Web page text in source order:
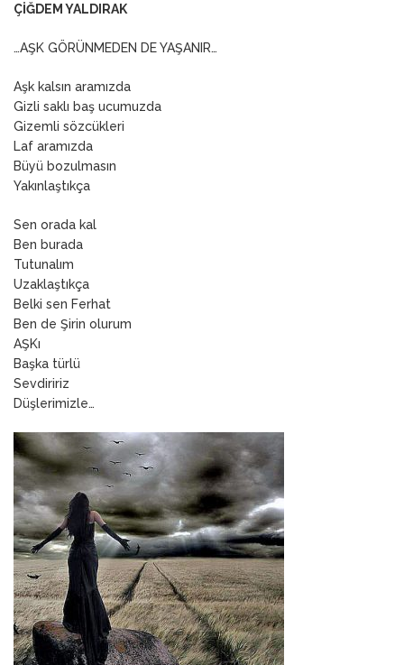
ÇİĞDEM YALDIRAK
…AŞK GÖRÜNMEDEN DE YAŞANIR…
Aşk kalsın aramızda
Gizli saklı baş ucumuzda
Gizemli sözcükleri
Laf aramızda
Büyü bozulmasın
Yakınlaştıkça
Sen orada kal
Ben burada
Tutunalım
Uzaklaştıkça
Belki sen Ferhat
Ben de Şirin olurum
AŞKı
Başka türlü
Sevdiririz
Düşlerimizle…